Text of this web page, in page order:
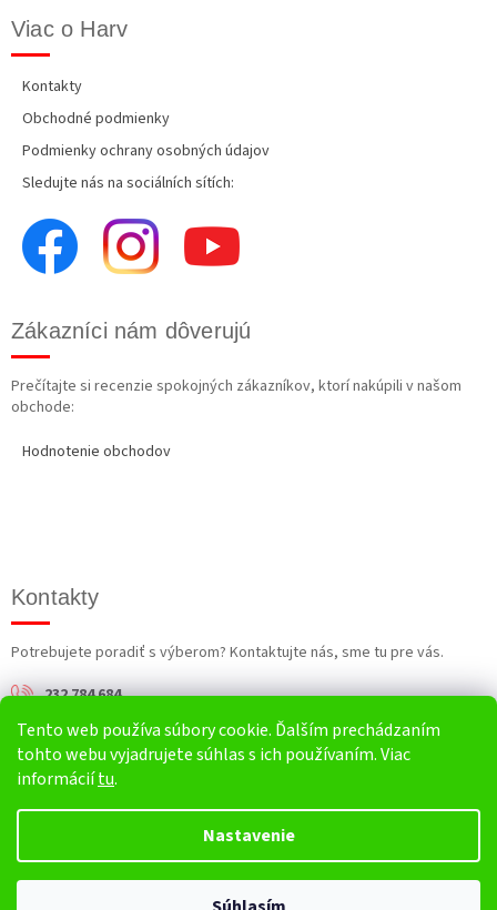
Tento web používa súbory cookie. Ďalším prechádzaním
tohto webu vyjadrujete súhlas s ich používaním. Viac
informáciítu.
Nastavenie
Viac o Harv
Kontakty
Obchodné podmienky
Podmienky ochrany osobných údajov
Sledujte nás na sociálních sítích:
Zákazníci nám dôverujú
Prečítajte si recenzie spokojných zákazníkov, ktorí nakúpili v našom
obchode:
Hodnotenie obchodov
Kontakty
Potrebujete poradiť s výberom? Kontaktujte nás, sme tu pre vás.
232 784 684
info@harv.sk